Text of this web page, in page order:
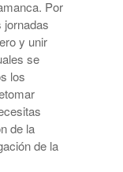
Por
y unir
se
los
de la
de la